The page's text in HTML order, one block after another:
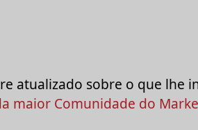
atualizado sobre o que lhe
maior Comunidade do